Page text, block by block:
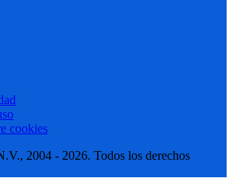
cookies
2004 - 2026. Todos los derechos